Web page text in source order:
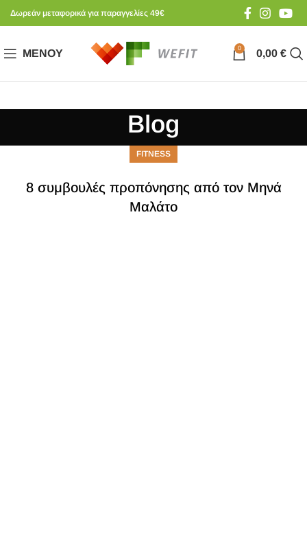
Δωρεάν μεταφορικά για παραγγελίες 49€
ΜΕΝΟΎ 0 0,00 €
Blog
FITNESS
8 συμβουλές προπόνησης από τον Μηνά
Μαλάτο